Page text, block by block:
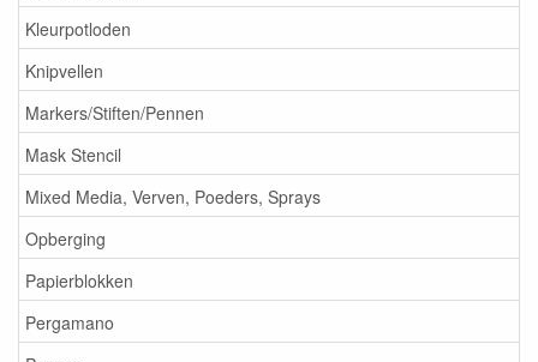
Kleurpotloden
Knipvellen
Markers/Stiften/Pennen
Mask Stencil
Mixed Media, Verven, Poeders, Sprays
Opberging
Papierblokken
Pergamano